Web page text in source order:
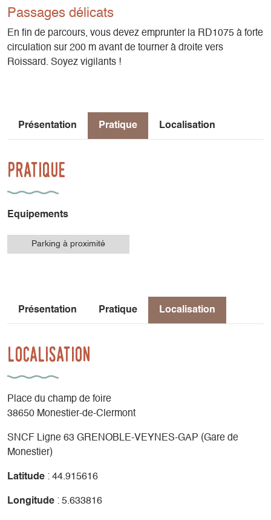
Passages délicats
En fin de parcours, vous devez emprunter la RD1075 à forte
circulation sur 200 m avant de tourner à droite vers
Roissard. Soyez vigilants !
Présentation Pratique Localisation
Pratique
Equipements
Parking à proximité
Présentation Pratique Localisation
Localisation
Place du champ de foire
38650 Monestier-de-Clermont
SNCF Ligne 63 GRENOBLE-VEYNES-GAP (Gare de
Monestier)
Latitude : 44.915616
Longitude : 5.633816